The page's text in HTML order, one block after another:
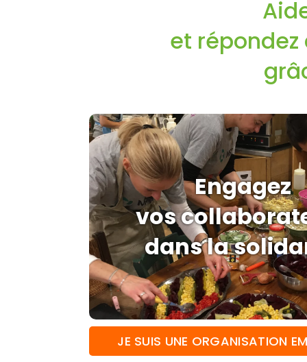
et
Engagez
vos
dans la
JE SUIS UNE ORGANISATION